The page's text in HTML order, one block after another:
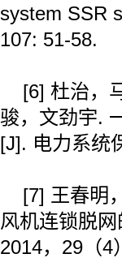
system SSR
107: 51-58.
[6] 杜治，
骏，文劲宇.
[J]. 电力系统
[7] 王春明
风机连锁脱
2014， 29 （4